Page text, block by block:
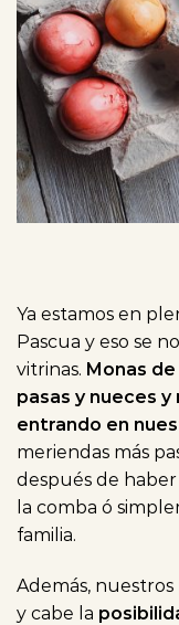
Ya estamos en
Pascua y eso se
vitrinas. Monas
pasas y nueces
entrando en
meriendas más
después de
la comba ó
familia.
Además,
y cabe la